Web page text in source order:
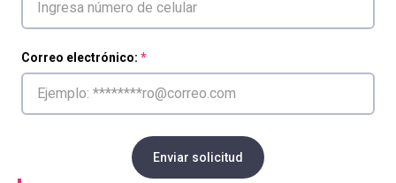
Correo electrónico:
Enviar solicitud